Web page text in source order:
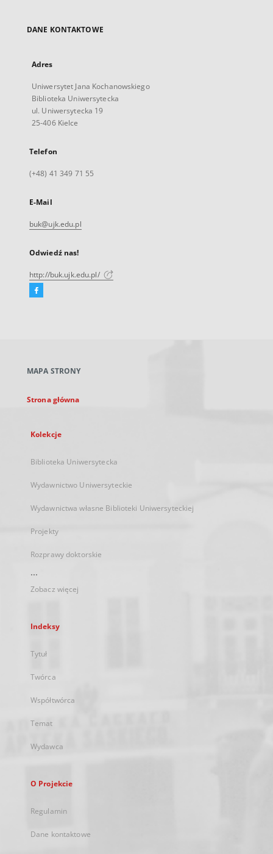
DANE KONTAKTOWE
Adres
Uniwersytet Jana Kochanowskiego
Biblioteka Uniwersytecka
ul. Uniwersytecka 19
25-406 Kielce
Telefon
(+48) 41 349 71 55
E-Mail
buk@ujk.edu.pl
Odwiedź nas!
http://buk.ujk.edu.pl/
Facebook
karcie
MAPA STRONY
Strona główna
Kolekcje
Biblioteka Uniwersytecka
Wydawnictwo Uniwersyteckie
Wydawnictwa własne Biblioteki Uniwersyteckiej
Projekty
Rozprawy doktorskie
...
Zobacz więcej
Indeksy
Tytuł
Twórca
Współtwórca
Temat
Wydawca
O Projekcie
Regulamin
Dane kontaktowe